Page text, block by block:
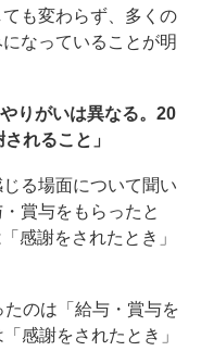
も変わらず、多くの
なっていることが明
りがいは異なる。20
れること」
る場面について聞い
賞与をもらったと
感謝をされたとき」
のは「給与・賞与を
感謝をされたとき」